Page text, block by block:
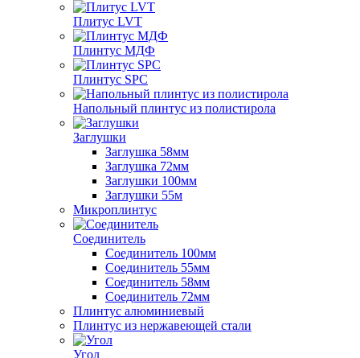
Плитус LVT
Плинтус МДФ
Плинтус SPC
Напольный плинтус из полистирола
Заглушки
Заглушка 58мм
Заглушка 72мм
Заглушки 100мм
Заглушки 55м
Микроплинтус
Соединитель
Соединитель 100мм
Соединитель 55мм
Соединитель 58мм
Соединитель 72мм
Плинтус алюминиевый
Плинтус из нержавеющей стали
Угол